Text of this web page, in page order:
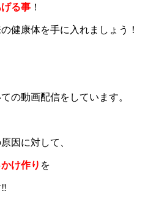
る事 ！
健康体を手に入れましょう！
の動画配信をしています。
因に対して、
け作り を